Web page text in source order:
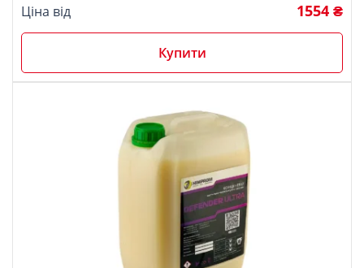
Ціна від 1554 ₴
Купити